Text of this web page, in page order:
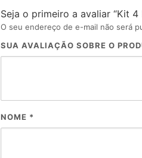
Seja o primeiro a avaliar “Kit
O seu endereço de e-mail não será
SUA AVALIAÇÃO SOBRE O
NOME *